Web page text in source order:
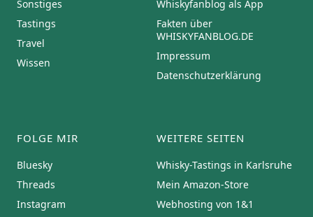
Sonstiges
Tastings
Travel
Wissen
Whiskyfanblog als App
Fakten über
WHISKYFANBLOG.DE
Impressum
Datenschutzerklärung
FOLGE MIR
Bluesky
Threads
Instagram
WEITERE SEITEN
Whisky-Tastings in Karlsruhe
Mein Amazon-Store
Webhosting von 1&1